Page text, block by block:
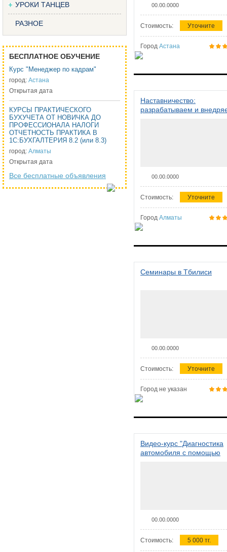
УРОКИ ТАНЦЕВ
РАЗНОЕ
БЕСПЛАТНОЕ ОБУЧЕНИЕ
Курс "Менеджер по кадрам"
город: Астана
Открытая дата
КУРСЫ ПРАКТИЧЕСКОГО
БУХУЧЕТА ОТ НОВИЧКА ДО
ПРОФЕССИОНАЛА НАЛОГИ
ОТЧЕТНОСТЬ ПРАКТИКА В
1С:БУХГАЛТЕРИЯ 8.2 (или 8.3)
город: Алматы
Открытая дата
Все бесплатные объявления
00.00.0000
Стоимость: Уточните
Город Астана
Наставничество:
разрабатываем и
00.00.0000
Стоимость: Уточните
Город Алматы
Семинары в Тбилиси
00.00.0000
Стоимость: Уточните
Город не указан
Видео-курс "Диагностика
автомобиля с помощью
00.00.0000
Стоимость: 5 000 тг.